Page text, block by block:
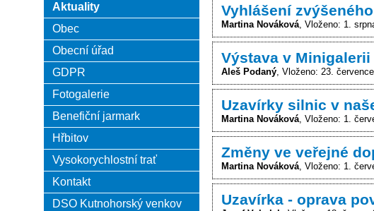
Vyhlášení
Martina Nováková Vloženo: 1.
Výstava v
Aleš Podaný Vloženo: 23.
Uzavírky silnic v
Martina Nováková Vloženo: 1.
Změny ve veřejné
Martina Nováková Vloženo: 1.
Uzavírka - oprava
Aktuality
Obec
Obecní úřad
GDPR
Fotogalerie
Benefiční jarmark
Hřbitov
Vysokorychlostní trať
Kontakt
DSO Kutnohorský venkov